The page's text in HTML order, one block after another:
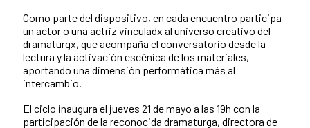
Como parte del dispositivo, en cada encuentro participa
un actor o una actriz vinculadx al universo creativo del
dramaturgx, que acompaña el conversatorio desde la
lectura y la activación escénica de los materiales,
aportando una dimensión performática más al
intercambio.
El ciclo inaugura el jueves 21 de mayo a las 19h con la
participación de la reconocida dramaturga, directora de